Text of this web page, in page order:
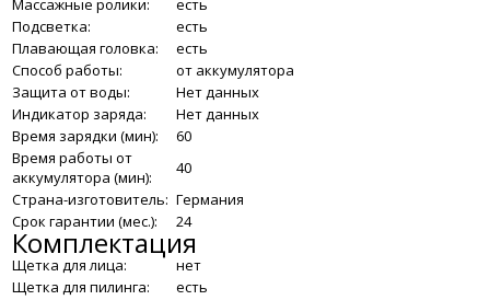
Массажные ролики:
есть
Подсветка:
есть
Плавающая головка:
есть
Способ работы:
от аккумулятора
Защита от воды:
Нет данных
Индикатор заряда:
Нет данных
Время зарядки (мин):
60
Время работы от
аккумулятора (мин):
40
Страна-изготовитель: Германия
Срок гарантии (мес.):
24
Комплектация
Щетка для лица:
нет
Щетка для пилинга:
есть